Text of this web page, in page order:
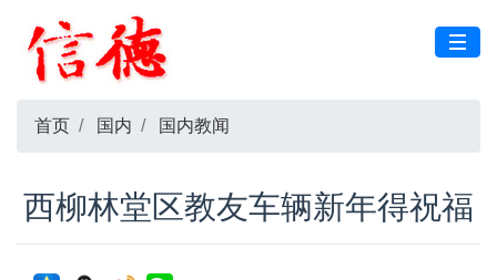
首页 国内 国内教闻
西柳林堂区教友车辆新年得祝福